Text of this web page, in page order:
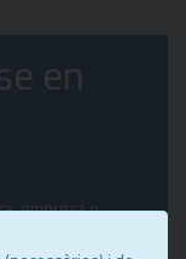
en
empresa o